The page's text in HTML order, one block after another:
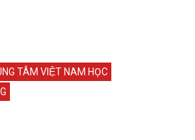
TÂM VIỆT NAM HỌC